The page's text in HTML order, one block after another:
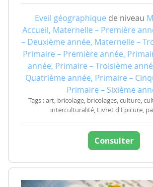
Eveil géographique de niveau
Accueil, Maternelle – Première
– Deuxième année, Maternelle –
Primaire – Première année,
année, Primaire – Troisième
Quatrième année, Primaire –
Primaire – Sixième
Tags : art, bricolage, bricolages, culture,
interculturalité, Livret d'Epicure,
Consulter